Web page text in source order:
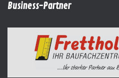
Business-Partner